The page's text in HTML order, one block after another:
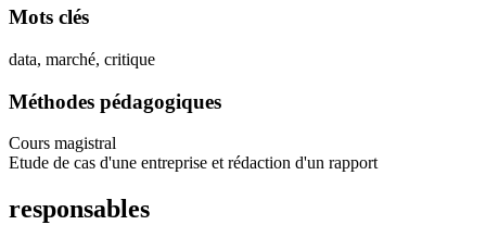
Mots clés
data, marché, critique
Méthodes pédagogiques
Cours magistral
Etude de cas d'une entreprise et rédaction d'un rapport
responsables